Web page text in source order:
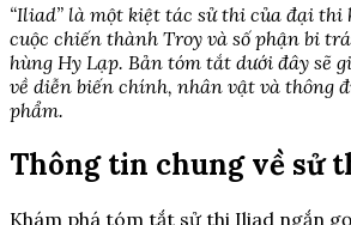
“Iliad” là một kiệt tác sử thi của đại thi
cuộc chiến thành Troy và số phận bi
hùng Hy Lạp. Bản tóm tắt dưới đây sẽ
về diễn biến chính, nhân vật và thông
phẩm.
Thông tin chung về sử
Khám phá tóm tắt sử thi Iliad ngắn